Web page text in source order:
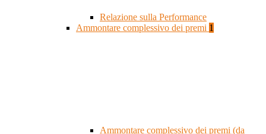
Relazione sulla Performance
Ammontare complessivo dei premi 1
Ammontare complessivo dei premi (da